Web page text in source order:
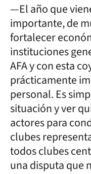
—El año que
importante, de
fortalecer
instituciones
AFA y con esta
prácticamente
personal. Es
situación y ver
actores para
clubes
todos clubes
una disputa que